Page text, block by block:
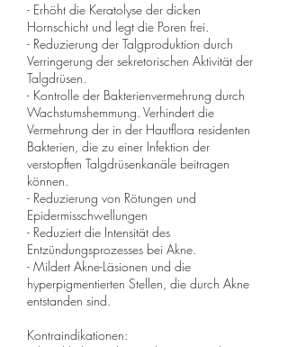
- Erhöht die Keratolyse der dicken
Hornschicht und legt die Poren frei.
- Reduzierung der Talgproduktion durch
Verringerung der sekretorischen Aktivität der
Talgdrüsen.
- Kontrolle der Bakterienvermehrung durch
Wachstumshemmung. Verhindert die
Vermehrung der in der Hautflora residenten
Bakterien, die zu einer Infektion der
verstopften Talgdrüsenkanäle beitragen
können.
- Reduzierung von Rötungen und
Epidermisschwellungen
- Reduziert die Intensität des
Entzündungsprozesses bei Akne.
- Mildert Akne-Läsionen und die
hyperpigmentierten Stellen, die durch Akne
entstanden sind.
Kontraindikationen: